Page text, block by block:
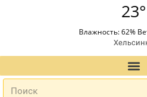
23°
Влажность: 62%